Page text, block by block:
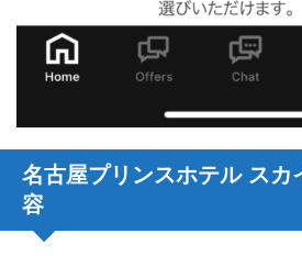
名古屋プリンスホテル スカ
容